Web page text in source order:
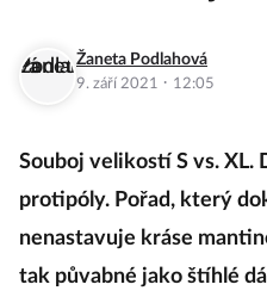
Souboj velikostí S vs. XL.
protipóly. Pořad, který
nenastavuje kráse